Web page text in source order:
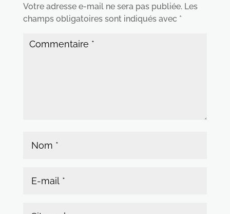
Votre adresse e-mail ne sera pas publiée. Les
champs obligatoires sont indiqués avec *